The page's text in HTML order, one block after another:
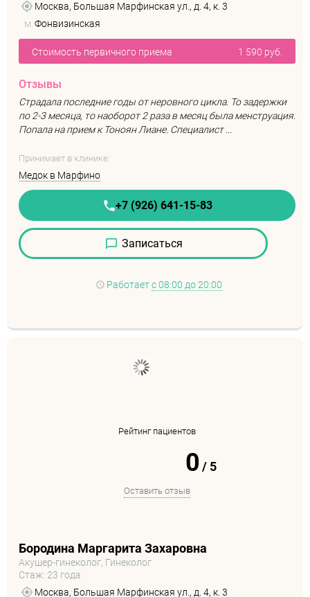
Москва, Большая Марфинская ул., д. 4, к. 3
м. Фонвизинская
Стоимость первичного приема 1 590 руб.
Отзывы
Страдала последние годы от неровного цикла. То задержки
по 2-3 месяца, то наоборот 2 раза в месяц была менструация.
Попала на прием к Тоноян Лиане. Специалист ...
Принимает в клинике:
Медок в Марфино
+7 (926) 641-15-83
Записаться
Работает с 08:00 до 20:00
Рейтинг пациентов
0 /5
Оставить отзыв
Бородина Маргарита Захаровна
Акушер-гинеколог, Гинеколог
Стаж: 23 года
Москва, Большая Марфинская ул., д. 4, к. 3